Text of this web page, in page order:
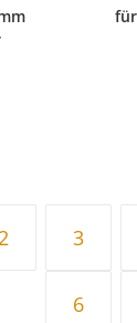
3
6